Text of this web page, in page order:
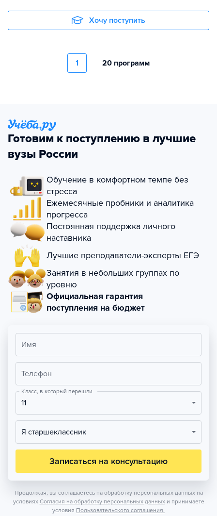
Хочу поступить
1 20 программ
Готовим к поступлению в лучшие
вузы России
Обучение в комфортном темпе без
стресса
Ежемесячные пробники и аналитика
прогресса
Постоянная поддержка личного
наставника
Лучшие преподаватели-эксперты ЕГЭ
Занятия в небольших группах по
уровню
Официальная гарантия
поступления на бюджет
Имя
Телефон
Класс, в который перешли
11
Я старшеклассник
Записаться на консультацию
Продолжая, вы соглашаетесь на обработку персональных данных на
условиях Согласия на обработку персональных данных и принимаете
условия Пользовательского соглашения.